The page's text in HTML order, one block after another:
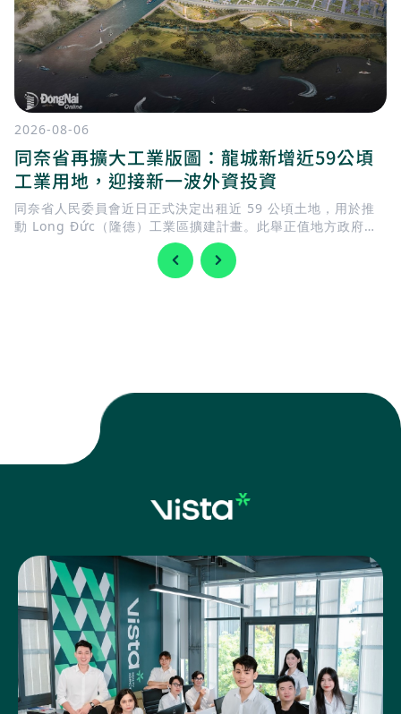
2026-08-06
同奈省再擴大工業版圖：龍城新增近59公頃
工業用地，迎接新一波外資投資
同奈省人民委員會近日正式決定出租近 59 公頃土地，用於推
動 Long Đức（隆德）工業區擴建計畫。此舉正值地方政府加
快完善基礎建設，迎接 隆城國際機場 即將投入營運，同時持續
擴充工業用地，以滿足國內外企業日益增加的投資需求。